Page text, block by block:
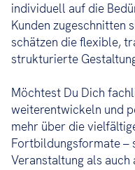
individuell auf die
Kunden zugeschnitten
schätzen die flexible,
strukturierte
Möchtest Du Dich
weiterentwickeln und
mehr über die
Fortbildungsformate –
Veranstaltung als